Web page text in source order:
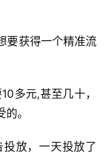
要获得一个精准流
多元,甚至几十，
。
放，一天投放了